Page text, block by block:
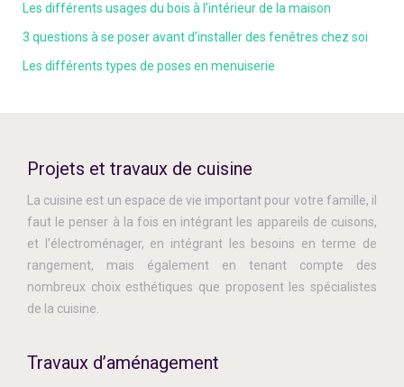
Les différents usages du bois à l’intérieur de la maison
3 questions à se poser avant d’installer des fenêtres chez soi
Les différents types de poses en menuiserie
Projets et travaux de cuisine
La cuisine est un espace de vie important pour votre famille, il
faut le penser à la fois en intégrant les appareils de cuisons,
et l’électroménager, en intégrant les besoins en terme de
rangement, mais également en tenant compte des
nombreux choix esthétiques que proposent les spécialistes
de la cuisine.
Travaux d’aménagement